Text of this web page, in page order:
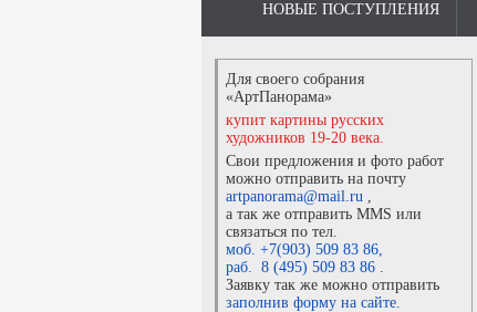
НОВЫЕ ПОСТУПЛЕНИЯ
Для своего собрания
«АртПанорама»
купит картины русских
художников 19-20 века.
Свои предложения и фото работ
можно отправить на почту
artpanorama@mail.ru ,
а так же отправить MMS или
связаться по тел.
моб. +7(903) 509 83 86,
раб. 8 (495) 509 83 86 .
Заявку так же можно отправить
заполнив форму на сайте.